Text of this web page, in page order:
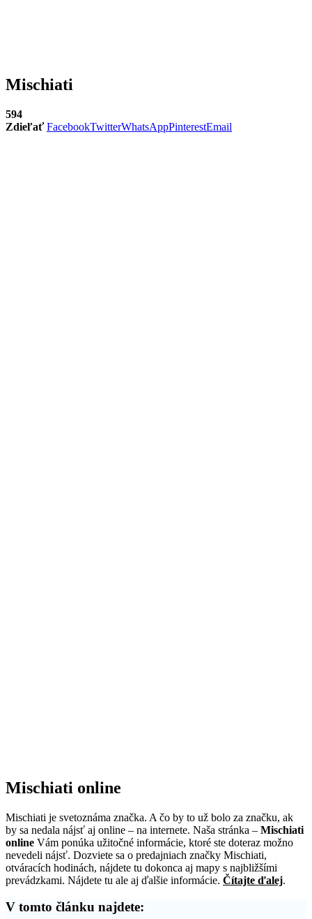
Mischiati
594
Zdieľať FacebookTwitterWhatsAppPinterestEmail
Mischiati online
Mischiati je svetoznáma značka. A čo by to už bolo za značku, ak
by sa nedala nájsť aj online – na internete. Naša stránka – Mischiati
online Vám ponúka užitočné informácie, ktoré ste doteraz možno
nevedeli nájsť. Dozviete sa o predajniach značky Mischiati,
otváracích hodinách, nájdete tu dokonca aj mapy s najbližšími
prevádzkami. Nájdete tu ale aj ďalšie informácie. Čítajte ďalej.
V tomto článku najdete: